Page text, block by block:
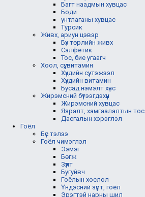
Багт наадмын хувцас
Боди
унтлаганы хувцас
Турсик
Живх, ариун цэвэр
Бүх төрлийн живх
Салфетик
Тос, бие угаагч
Хоол, сүү, витамин
Хүүхдийн сүү, тэжээл
Хүүхдийн витамин
Бусад нэмэлт хүнс
Жирэмсний бүтээгдэхүүн
Жирэмсний хувцас
Язралт, хамгаалалтын тос
Дасгалын хэрэглэл
Гоёл
Бүс тэлээ
Гоёл чимэглэл
Ээмэг
Бөгж
Зүүлт
Бугуйвч
Гоёлын хослол
Үндэсний зүүлт, гоёл
Эрэгтэй нарны шил